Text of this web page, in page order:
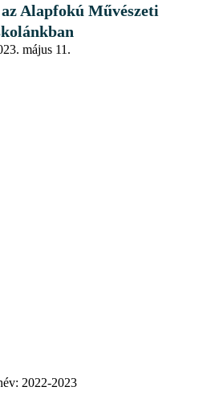
Alapfokú Művészeti
május 11.
2022-2023